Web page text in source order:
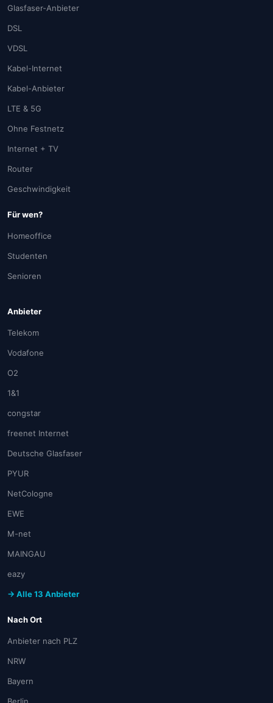
Glasfaser-Anbieter
DSL
VDSL
Kabel-Internet
Kabel-Anbieter
LTE & 5G
Ohne Festnetz
Internet + TV
Router
Geschwindigkeit
Für wen?
Homeoffice
Studenten
Senioren
Anbieter
Telekom
Vodafone
O2
1&1
congstar
freenet Internet
Deutsche Glasfaser
PYUR
NetCologne
EWE
M-net
MAINGAU
eazy
→ Alle 13 Anbieter
Nach Ort
Anbieter nach PLZ
NRW
Bayern